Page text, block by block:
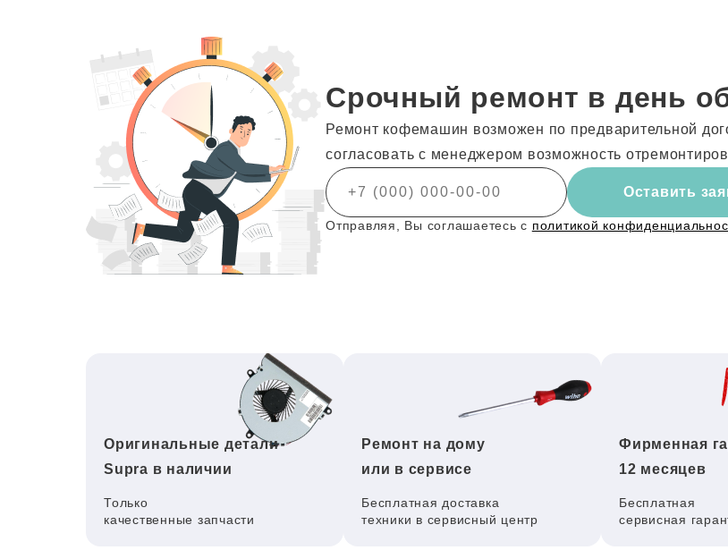
Срочный ремонт в день
Ремонт кофемашин возможен по предварительной
согласовать с менеджером возможность
Оставить
Отправляя, Вы соглашаетесь с политикой
Оригинальные детали
Supra в наличии
Только
качественные запчасти
Ремонт на дому
или в сервисе
Бесплатная доставка
техники в сервисный центр
Фирменная
12 месяцев
Бесплатная
сервисная